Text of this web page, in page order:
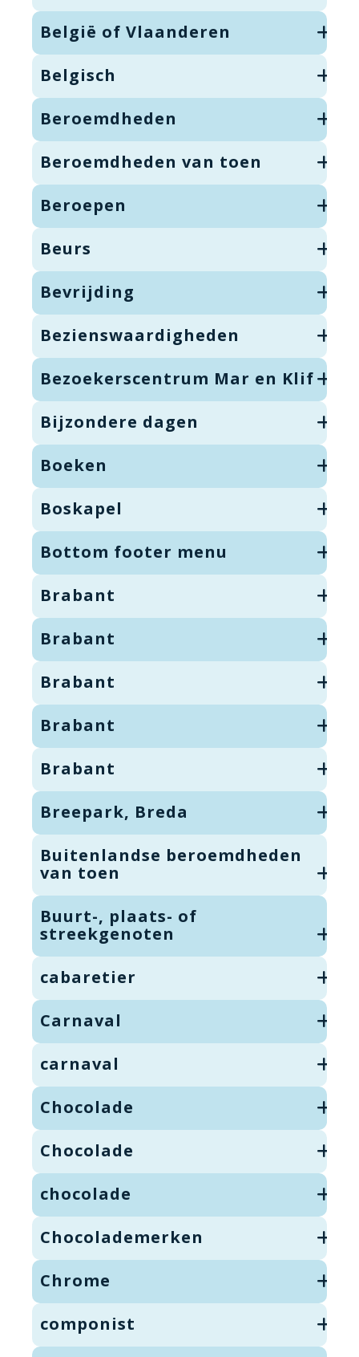
België of Vlaanderen
Belgisch
Beroemdheden
Beroemdheden van toen
Beroepen
Beurs
Bevrijding
Bezienswaardigheden
Bezoekerscentrum Mar en Klif
Bijzondere dagen
Boeken
Boskapel
Bottom footer menu
Brabant
Brabant
Brabant
Brabant
Brabant
Breepark, Breda
Buitenlandse beroemdheden
van toen
Buurt-, plaats- of
streekgenoten
cabaretier
Carnaval
carnaval
Chocolade
Chocolade
chocolade
Chocolademerken
Chrome
componist